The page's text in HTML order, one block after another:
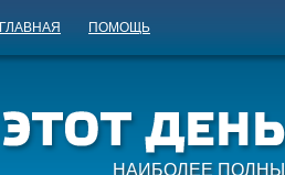
ГЛАВНАЯ ПОМОЩЬ
НАИБОЛЕЕ